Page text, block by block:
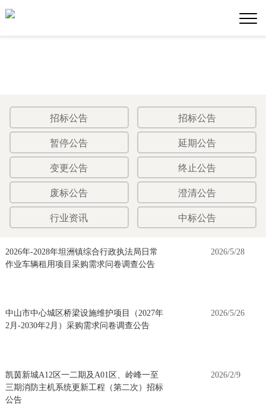
招标公告 招标公告
暂停公告 延期公告
变更公告 终止公告
废标公告 澄清公告
行业资讯 中标公告
2026年-2028年坦洲镇综合行政执法局日常
作业车辆租用项目采购需求问卷调查公告
2026/5/28
中山市中心城区桥梁设施维护项目（2027年
2月-2030年2月）采购需求问卷调查公告
2026/5/26
凯茵新城A12区一二期及A01区、岭峰一至
三期消防主机系统更新工程（第二次）招标
公告
2026/2/9